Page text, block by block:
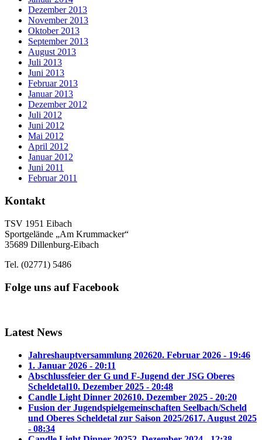
Dezember 2013
November 2013
Oktober 2013
September 2013
August 2013
Juli 2013
Juni 2013
Februar 2013
Januar 2013
Dezember 2012
Juli 2012
Juni 2012
Mai 2012
April 2012
Januar 2012
Juni 2011
Februar 2011
Kontakt
TSV 1951 Eibach
Sportgelände „Am Krummacker“
35689 Dillenburg-Eibach
Tel. (02771) 5486
Folge uns auf Facebook
Latest News
Jahreshauptversammlung 202620. Februar 2026 - 19:46
1. Januar 2026 - 20:11
Abschlussfeier der G und F-Jugend der JSG Oberes
Scheldetal10. Dezember 2025 - 20:48
Candle Light Dinner 202610. Dezember 2025 - 20:20
Fusion der Jugendspielgemeinschaften Seelbach/Scheld
und Oberes Scheldetal zur Saison 2025/2617. August 2025
- 08:34